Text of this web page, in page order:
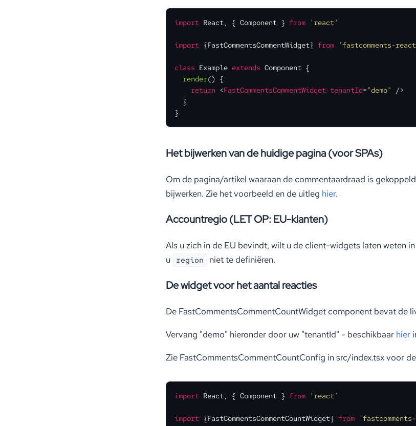
import React , { Component } from 'react'
import {FastCommentsCommentWidget} from 'fastcomments-
class Example extends Component {
render() {
return <FastCommentsCommentWidget tenantId="demo"
/>
  }
}
Het bijwerken van de huidige pagina (voor SPAs)
Om de pagina/artikel waaraan de commentaardraad is
bijwerken. Zie het voorbeeld en de uitleg hier.
Accountregio (LET OP: EU-klanten)
Als u zich in de EU bevindt, wilt u de client-widgets laten weten
u region niet te definiëren.
De widget voor het aantal reacties
De FastCommentsCommentCountWidget component bevat de
Vervang "demo" hieronder door uw "tenantId" - beschikbaar hier
Zie FastCommentsCommentCountConfig in src/index.tsx voor
import React, { Component } from 'react'
import {FastCommentsCommentCountWidget} from